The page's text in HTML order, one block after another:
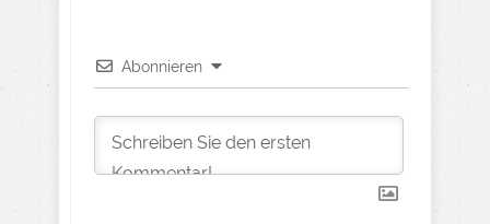
Abonnieren